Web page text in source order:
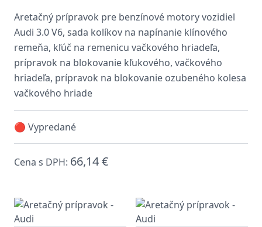
Aretačný prípravok pre benzínové motory vozidiel
Audi 3.0 V6, sada kolíkov na napínanie klínového
remeňa, kľúč na remenicu vačkového hriadeľa,
prípravok na blokovanie kľukového, vačkového
hriadeľa, prípravok na blokovanie ozubeného kolesa
vačkového hriade
🔴 Vypredané
Cena s DPH: 66,14 €